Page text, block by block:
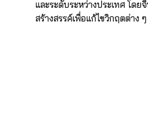
และระดับระหว่างประเทศ โด
สร้างสรรค์เพื่อแก้ไขวิกฤตต่าง